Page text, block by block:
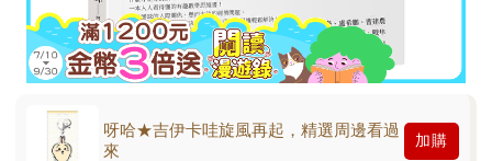
呀哈★吉伊卡哇旋風再起，精選周邊看過
來
加購